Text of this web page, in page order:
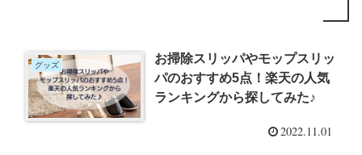
グッズ
お掃除スリッパやモップスリッ
パのおすすめ5点！楽天の人気
ランキングから探してみた♪
2022.11.01